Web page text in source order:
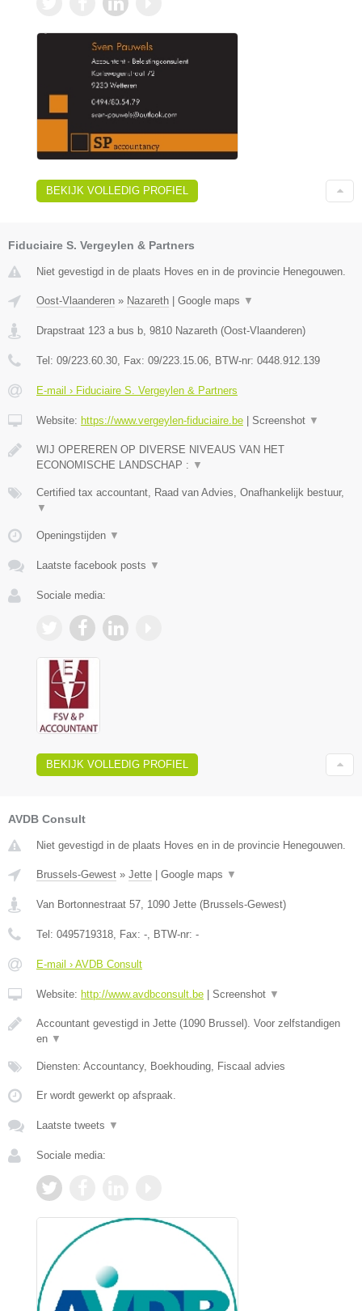
BEKIJK VOLLEDIG PROFIEL
Fiduciaire S. Vergeylen & Partners
Niet gevestigd in de plaats Hoves en in de provincie Henegouwen.
Oost-Vlaanderen » Nazareth Google maps ▼
Drapstraat 123 a bus b, 9810 Nazareth (Oost-Vlaanderen)
Tel: 09/223.60.30, Fax: 09/223.15.06, BTW-nr: 0448.912.139
E-mail › Fiduciaire S. Vergeylen & Partners
Website: https://www.vergeylen-fiduciaire.be Screenshot ▼
WIJ OPEREREN OP DIVERSE NIVEAUS VAN HET
ECONOMISCHE LANDSCHAP : ▼
Certified tax accountant, Raad van Advies, Onafhankelijk bestuur,
▼
Openingstijden ▼
Laatste facebook posts ▼
Sociale media:
BEKIJK VOLLEDIG PROFIEL
AVDB Consult
Niet gevestigd in de plaats Hoves en in de provincie Henegouwen.
Brussels-Gewest » Jette | Google maps ▼
Van Bortonnestraat 57 1090 Jette (Brussels-Gewest)
Tel: 0495719318 , Fax: - , BTW-nr: -
E-mail › AVDB Consult
Website: http://www.avdbconsult.be | Screenshot ▼
Accountant gevestigd in Jette (1090 Brussel). Voor zelfstandigen
en ▼
Diensten: Accountancy, Boekhouding, Fiscaal advies
Er wordt gewerkt op afspraak.
Laatste tweets ▼
Sociale media: